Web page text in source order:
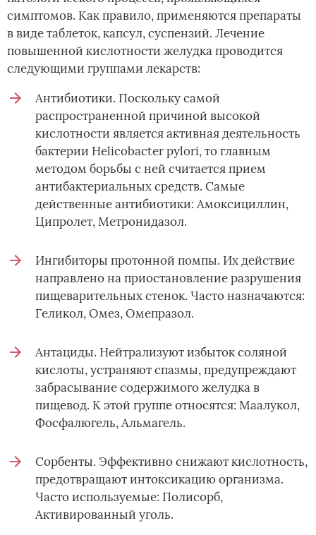
симптомов. Как правило, применяются препараты
в виде таблеток, капсул, суспензий. Лечение
повышенной кислотности желудка проводится
следующими группами лекарств:
Антибиотики. Поскольку самой
распространенной причиной высокой
кислотности является активная деятельность
бактерии Helicobacter pylori, то главным
методом борьбы с ней считается прием
антибактериальных средств. Самые
действенные антибиотики: Амоксициллин,
Ципролет, Метронидазол.
Ингибиторы протонной помпы. Их действие
направлено на приостановление разрушения
пищеварительных стенок. Часто назначаются:
Геликол, Омез, Омепразол.
Антациды. Нейтрализуют избыток соляной
кислоты, устраняют спазмы, предупреждают
забрасывание содержимого желудка в
пищевод. К этой группе относятся: Маалукол,
Фосфалюгель, Альмагель.
Сорбенты. Эффективно снижают кислотность,
предотвращают интоксикацию организма.
Часто используемые: Полисорб,
Активированный уголь.